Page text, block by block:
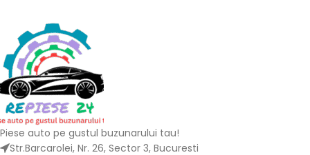
Piese auto pe gustul buzunarului tau!
Str.Barcarolei, Nr. 26, Sector 3, Bucuresti